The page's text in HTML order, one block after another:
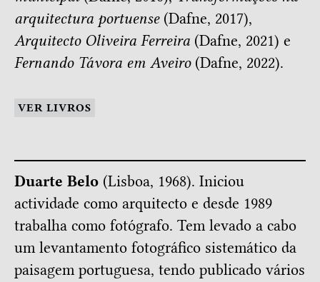
arquitectura portuense(Dafne, 2017),
Arquitecto Oliveira Ferreira (Dafne, 2021) e
Fernando Távora em Aveiro(Dafne, 2022).
VER LIVROS
Duarte Belo (Lisboa, 1968). Iniciou
actividade como arquitecto e desde 1989
trabalha como fotógrafo. Tem levado a cabo
um levantamento fotográfico sistemático da
paisagem portuguesa, tendo publicado vários